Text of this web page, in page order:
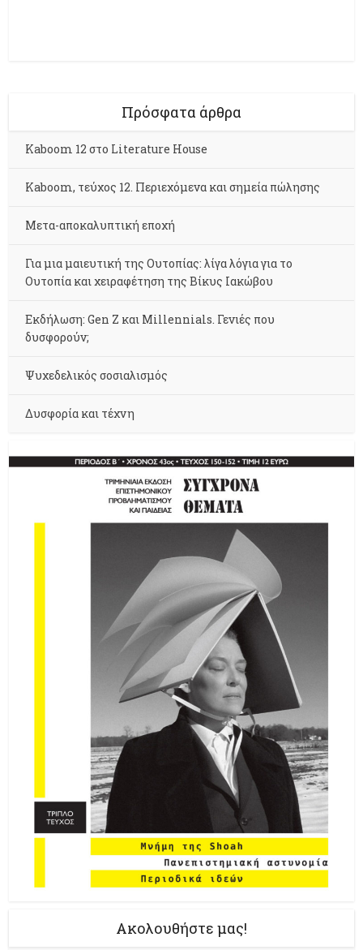
Πρόσφατα άρθρα
Kaboom 12 στο Literature House
Kaboom, τεύχος 12. Περιεχόμενα και σημεία πώλησης
Μετα-αποκαλυπτική εποχή
Για μια μαιευτική της Ουτοπίας: λίγα λόγια για το
Ουτοπία και χειραφέτηση της Βίκυς Ιακώβου
Εκδήλωση: Gen Z και Millennials. Γενιές που
δυσφορούν;
Ψυχεδελικός σοσιαλισμός
Δυσφορία και τέχνη
Ακολουθήστε μας!